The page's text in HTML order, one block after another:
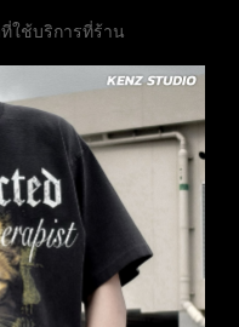
ที่ใช้บริการที่ร้าน